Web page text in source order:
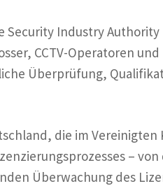
Industry
CCTV-Operatoren
Überprüfung,
die im
–
Überwachung des